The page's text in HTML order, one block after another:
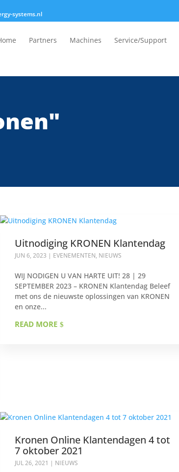
systems.nl
Partners Machines Service/Support
Uitnodiging KRONEN Klantendag
JUN 6, 2023 | EVENEMENTEN, NIEUWS
WIJ NODIGEN U VAN HARTE UIT! 28 | 29
SEPTEMBER 2023 – KRONEN Klantendag Beleef
met ons de nieuwste oplossingen van KRONEN
en onze...
READ MORE
Kronen Online Klantendagen 4 tot
7 oktober 2021
JUL 26, 2021 | NIEUWS